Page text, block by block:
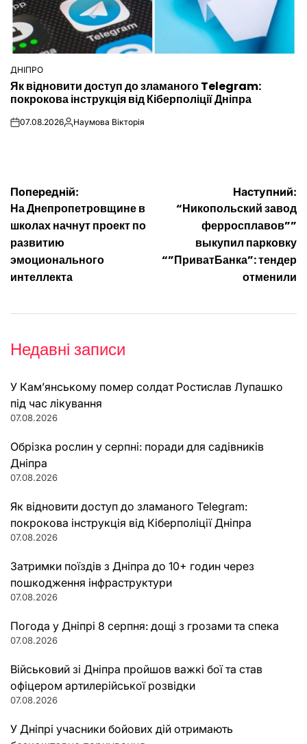
ОПУБЛІКУВАТИ
У
ДНІПРО
Як відновити доступ до зламаного Telegram:
покрокова інструкція від Кіберполіції Дніпра
on07.08.2026Опубліковано
Наумова Вікторія
Навігація
записів
Попередній:
На Днепропетровщине в
школах начнут проект по
развитию
эмоционального
интеллекта
Наступний:
“Никопольский завод
ферросплавов””
выкупил парковку
“”ПриватБанка”: тендер
отменили
Недавні записи
У Кам’янському помер солдат Ростислав Лупашко
під час лікування
07.08.2026
Обрізка рослин у серпні: поради для садівників
Дніпра
07.08.2026
Як відновити доступ до зламаного Telegram:
покрокова інструкція від Кіберполіції Дніпра
07.08.2026
Затримки поїздів з Дніпра до 10+ годин через
пошкодження інфраструктури
07.08.2026
Погода у Дніпрі 8 серпня: дощі з грозами та спека
07.08.2026
Військовий зі Дніпра пройшов важкі бої та став
офіцером артилерійської розвідки
07.08.2026
У Дніпрі учасники бойових дій отримають